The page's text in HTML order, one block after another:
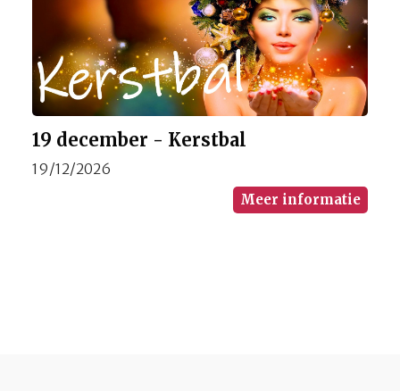
19 december - Kerstbal
19/12/2026
Meer informatie